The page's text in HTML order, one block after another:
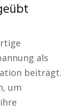
als
beiträgt.
um